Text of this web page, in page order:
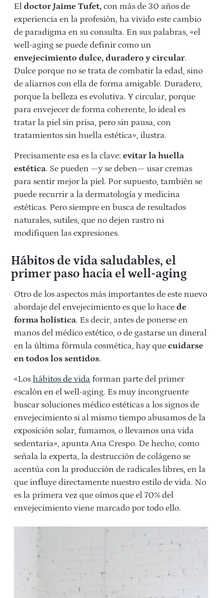
El doctor Jaime Tufet, con más de 30 años de
experiencia en la profesión, ha vivido este cambio
de paradigma en su consulta. En sus palabras, «el
well-aging se puede definir como un
envejecimiento dulce, duradero y circular.
Dulce porque no se trata de combatir la edad, sino
de aliarnos con ella de forma amigable. Duradero,
porque la belleza es evolutiva. Y circular, porque
para envejecer de forma coherente, lo ideal es
tratar la piel sin prisa, pero sin pausa, con
tratamientos sin huella estética», ilustra.
Precisamente esa es la clave: evitar la huella
estética. Se pueden —y se deben— usar cremas
para sentir mejor la piel. Por supuesto, también se
puede recurrir a la dermatología y medicina
estéticas. Pero siempre en busca de resultados
naturales, sutiles, que no dejen rastro ni
modifiquen las expresiones.
Hábitos de vida saludables, el
primer paso hacia el well-aging
Otro de los aspectos más importantes de este nuevo
abordaje del envejecimiento es que lo hace de
forma holística. Es decir, antes de ponerse en
manos del médico estético, o de gastarse un dineral
en la última fórmula cosmética, hay que cuidarse
en todos los sentidos.
«Los hábitos de vida forman parte del primer
escalón en el well-aging. Es muy incongruente
buscar soluciones médico estéticas a los signos de
envejecimiento si al mismo tiempo abusamos de la
exposición solar, fumamos, o llevamos una vida
sedentaria», apunta Ana Crespo. De hecho, como
señala la experta, la destrucción de colágeno se
acentúa con la producción de radicales libres, en la
que influye directamente nuestro estilo de vida. No
es la primera vez que oímos que el 70% del
envejecimiento viene marcado por todo ello.